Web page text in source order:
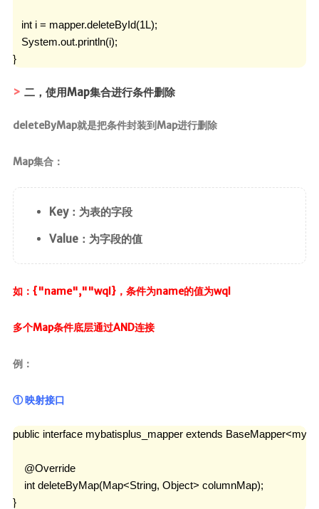
   int i = mapper.deleteById(1L);
   System.out.println(i);
}
二，使用Map集合进行条件删除
deleteByMap就是把条件封装到Map进行删除
Map集合：
Key：为表的字段
Value：为字段的值
如：{"name",""wql}，条件为name的值为wql
多个Map条件底层通过AND连接
例：
① 映射接口
public interface mybatisplus_mapper extends
    @Override
    int deleteByMap(Map<String, Object> columnMap);
}